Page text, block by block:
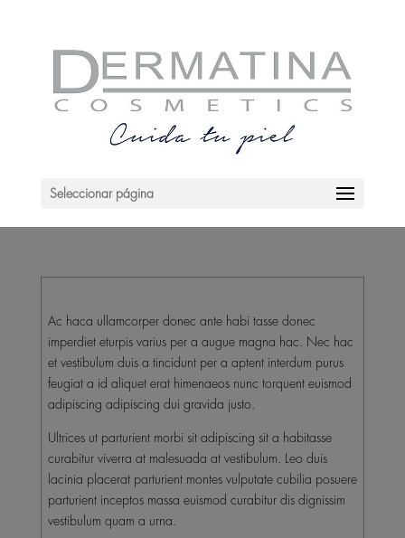
Seleccionar página
Ac haca ullamcorper donec ante habi tasse donec
imperdiet eturpis varius per a augue magna hac. Nec hac
et vestibulum duis a tincidunt per a aptent interdum purus
feugiat a id aliquet erat himenaeos nunc torquent euismod
adipiscing adipiscing dui gravida justo.
Ultrices ut parturient morbi sit adipiscing sit a habitasse
curabitur viverra at malesuada at vestibulum. Leo duis
lacinia placerat parturient montes vulputate cubilia posuere
parturient inceptos massa euismod curabitur dis dignissim
vestibulum quam a urna.